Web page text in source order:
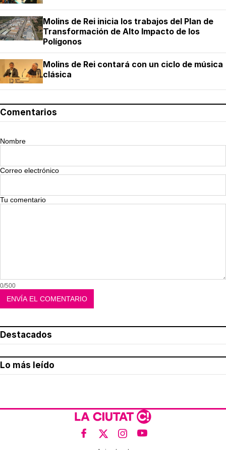
Molins de Rei inicia los trabajos del Plan de
Transformación de Alto Impacto de los
Polígonos
Molins de Rei contará con un ciclo de música
clásica
Comentarios
Nombre
Correo electrónico
Tu comentario
0/500
Destacados
Lo más leído